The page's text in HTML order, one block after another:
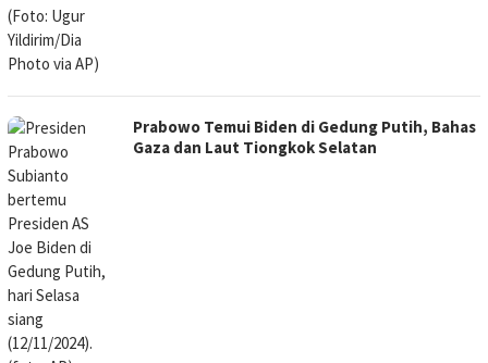
Prabowo Temui Biden di Gedung Putih, Bahas
Gaza dan Laut Tiongkok Selatan